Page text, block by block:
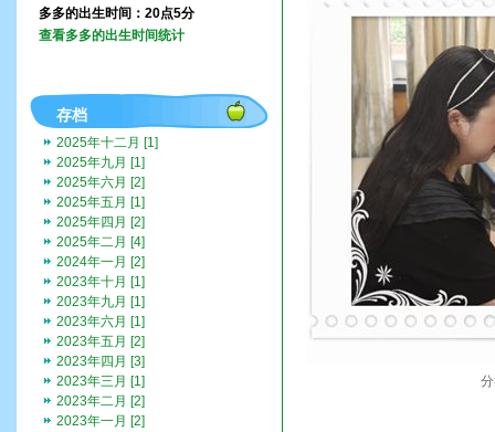
多多的出生时间：20点5分
查看多多的出生时间统计
存档
2025年十二月 [1]
2025年九月 [1]
2025年六月 [2]
2025年五月 [1]
2025年四月 [2]
2025年二月 [4]
2024年一月 [2]
2023年十月 [1]
2023年九月 [1]
2023年六月 [1]
2023年五月 [2]
2023年四月 [3]
2023年三月 [1]
2023年二月 [2]
2023年一月 [2]